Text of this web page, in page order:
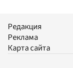
Редакция
Реклама
Карта сайта